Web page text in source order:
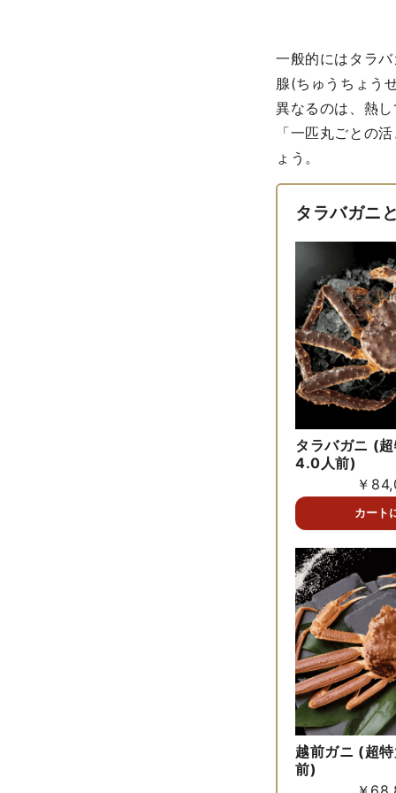
一般的にはタラ
腺(ちゅうちょう
異なるのは、熱
「一匹丸ごとの
ょう。
タラバガニ
タラバガニ (
4.0人前)
￥
越前ガニ (超
前)